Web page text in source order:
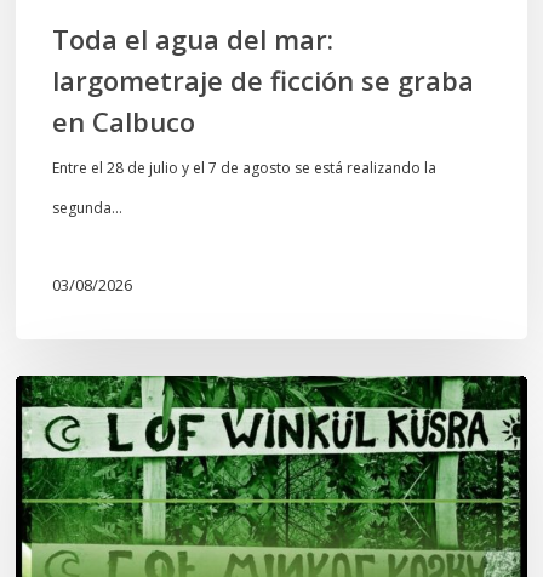
Toda el agua del mar:
largometraje de ficción se graba
en Calbuco
Entre el 28 de julio y el 7 de agosto se está realizando la
segunda…
03/08/2026
Lof
Winkül
Küsra
convoca
a